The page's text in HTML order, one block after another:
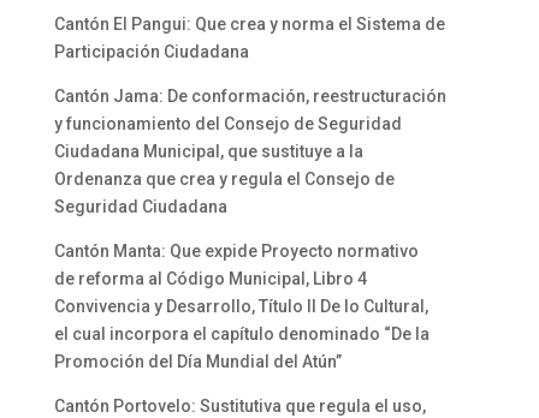
Cantón El Pangui: Que crea y norma el Sistema de
Participación Ciudadana
Cantón Jama: De conformación, reestructuración
y funcionamiento del Consejo de Seguridad
Ciudadana Municipal, que sustituye a la
Ordenanza que crea y regula el Consejo de
Seguridad Ciudadana
Cantón Manta: Que expide Proyecto normativo
de reforma al Código Municipal, Libro 4
Convivencia y Desarrollo, Título II De lo Cultural,
el cual incorpora el capítulo denominado “De la
Promoción del Día Mundial del Atún”
Cantón Portovelo: Sustitutiva que regula el uso,